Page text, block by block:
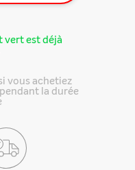
est déjà
vous achetiez
la durée